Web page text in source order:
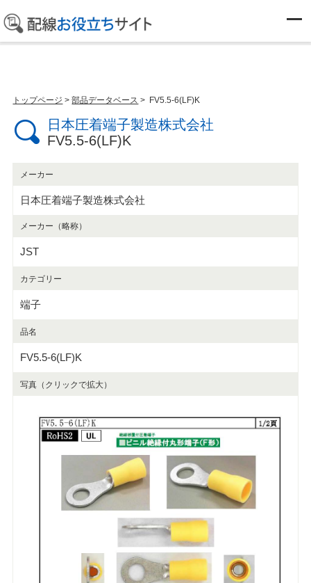
部品データベース
トップページ >部品データベース > FV5.5-6(LF)K
日本圧着端子製造株式会社
FV5.5-6(LF)K
メーカー
日本圧着端子製造株式会社
メーカー（略称）
JST
カテゴリー
端子
品名
FV5.5-6(LF)K
写真（クリックで拡大）